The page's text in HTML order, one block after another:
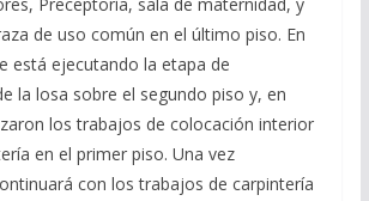
Preceptoría, sala de maternidad, y
de uso común en el último piso. En
está ejecutando la etapa de
la losa sobre el segundo piso y, en
los trabajos de colocación interior
en el primer piso. Una vez
con los trabajos de carpintería